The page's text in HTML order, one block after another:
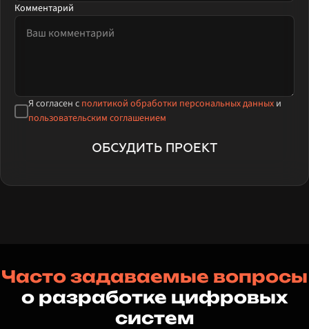
Комментарий
Я согласен с политикой обработки персональных данных и
пользовательским соглашением
ОБСУДИТЬ ПРОЕКТ
Часто задаваемые вопросы
о разработке цифровых
систем